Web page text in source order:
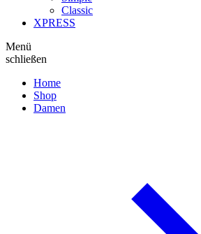
Classic
XPRESS
Menü
schließen
Home
Shop
Damen